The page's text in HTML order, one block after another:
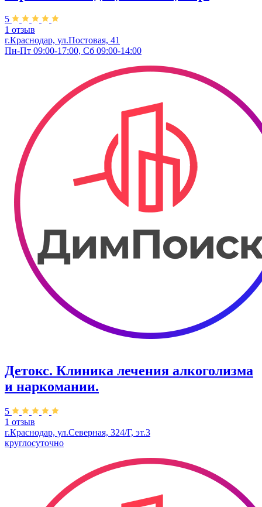
5
1 отзыв
г.Краснодар, ул.Постовая, 41
Пн-Пт 09:00-17:00, Сб 09:00-14:00
Детокс. Клиника лечения алкоголизма
и наркомании.
5
1 отзыв
г.Краснодар, ул.Северная, 324/Г, эт.3
круглосуточно